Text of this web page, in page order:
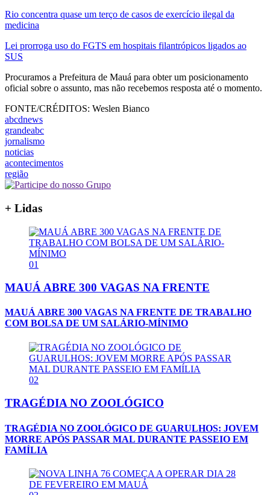
Rio concentra quase um terço de casos de exercício ilegal da
medicina
Lei prorroga uso do FGTS em hospitais filantrópicos ligados ao
SUS
Procuramos a Prefeitura de Mauá para obter um posicionamento
oficial sobre o assunto, mas não recebemos resposta até o momento.
FONTE/CRÉDITOS: Weslen Bianco
abcdnews
grandeabc
jornalismo
noticias
acontecimentos
região
+ Lidas
01
MAUÁ ABRE 300 VAGAS NA FRENTE
MAUÁ ABRE 300 VAGAS NA FRENTE DE TRABALHO
COM BOLSA DE UM SALÁRIO-MÍNIMO
02
TRAGÉDIA NO ZOOLÓGICO
TRAGÉDIA NO ZOOLÓGICO DE GUARULHOS: JOVEM
MORRE APÓS PASSAR MAL DURANTE PASSEIO EM
FAMÍLIA